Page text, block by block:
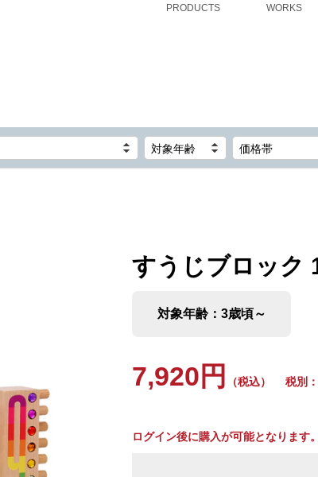
PRODUCTS WORKS
対象年齢 価格帯
すうじブロック
対象年齢：3歳頃～
7,920円 （税込） 税別
ログイン後に購入が可能となります。